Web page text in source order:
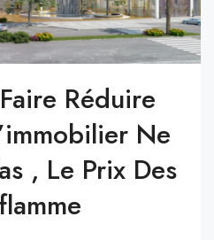
Réduire
Ne
, Le Prix Des